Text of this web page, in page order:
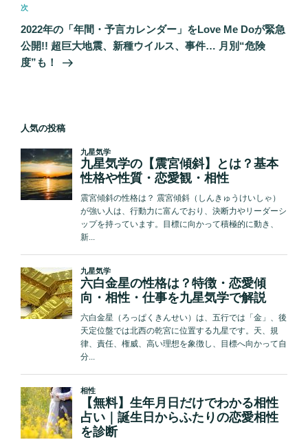
ゲ
ー
シ
ョ
次
の
投
稿
次
2022年の「年間・予言カレンダー」をLove Me Doが緊急
公開!! 超巨大地震、新種ウイルス、事件… 月別“危険
度”も！
人気の投稿